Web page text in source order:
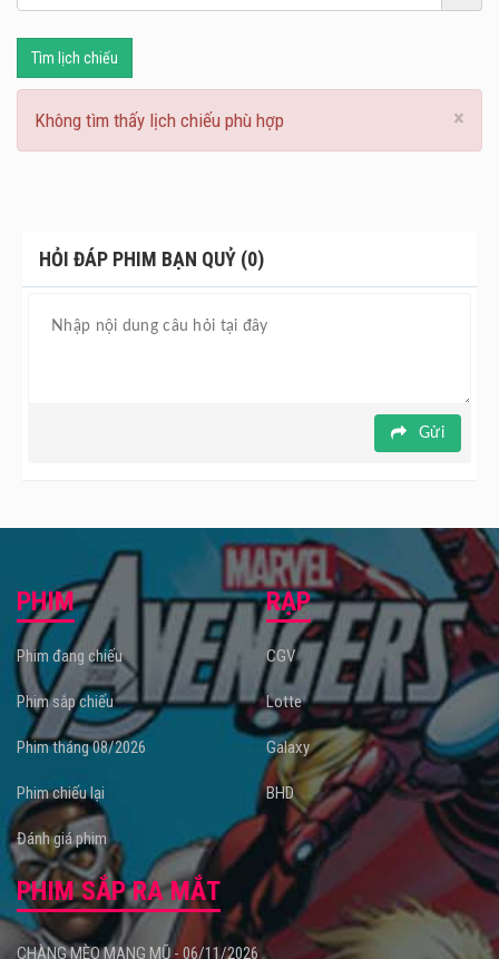
Tìm lịch chiếu
×
Không tìm thấy lịch chiếu phù hợp
HỎI ĐÁP PHIM BẠN QUỶ (0)
Gửi
PHIM
Phim đang chiếu
Phim sắp chiếu
Phim tháng 08/2026
Phim chiếu lại
Đánh giá phim
RẠP
CGV
Lotte
Galaxy
BHD
PHIM SẮP RA MẮT
CHÀNG MÈO MANG MŨ - 06/11/2026